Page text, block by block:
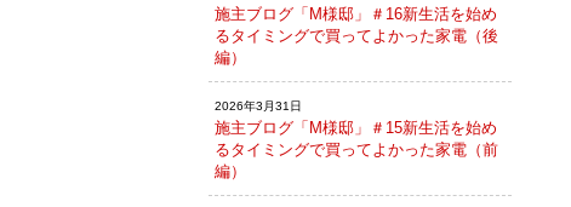
施主ブログ「M様邸」＃16新生活を始め
るタイミングで買ってよかった家電（後
編）
2026年3月31日
施主ブログ「M様邸」＃15新生活を始め
るタイミングで買ってよかった家電（前
編）